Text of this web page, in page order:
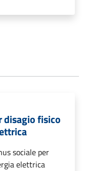
disagio fisico
sociale per
elettrica